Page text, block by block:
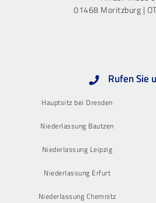
01468 Moritzburg |
Rufen Sie
Hauptsitz bei Dresden
Niederlassung Bautzen
Niederlassung Leipzig
Niederlassung Erfurt
Niederlassung Chemnitz